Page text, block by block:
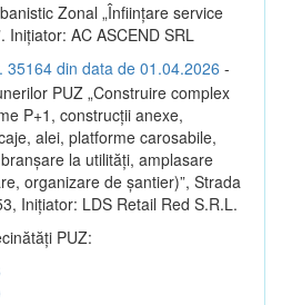
Zonal „Înființare service
Inițiator: AC ASCEND SRL
35164 din data de 01.04.2026 -
PUZ „Construire complex
P+1, construcții anexe,
alei, platforme carosabile,
la utilități, amplasare
organizare de șantier)”, Strada
Inițiator: LDS Retail Red S.R.L.
PUZ: